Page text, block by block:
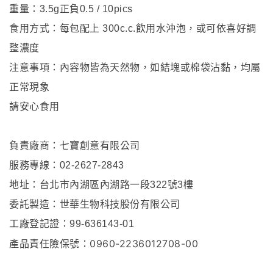
重量：3.5g正負0.5 / 10pics
食用方式：每包配上 300c.c.飲用水沖泡，或可依喜好調
整濃度
注意事項：內容物皆為天然物，如結塊或棉袋沾黏，均屬
正常現象
請安心食用
負責廠商：七寶創意有限公司
服務專線：02-2627-2843
地址：台北市內湖區內湖路一段322號3樓
委託製造：世華生物科技股份有限公司
工廠登記證：99-636143-01
產品責任險保號：0960-2236012708-00